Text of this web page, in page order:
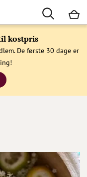
kostpris
De første 30 dage er